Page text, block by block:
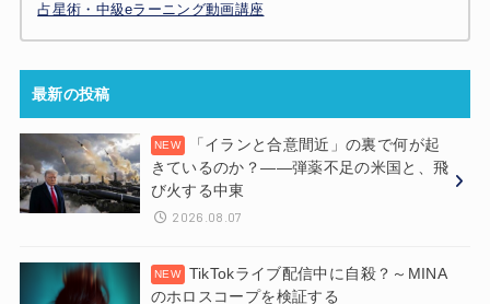
占星術・中級eラーニング動画講座
最新の投稿
「イランと合意間近」の裏で何が起
きているのか？——弾薬不足の米国と、飛
び火する中東
2026.08.07
TikTokライブ配信中に自殺？～MINA
のホロスコープを検証する